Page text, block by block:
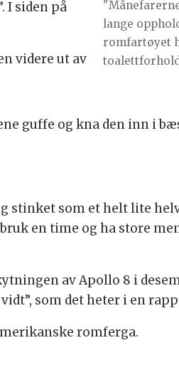
lange
romfartøyet
I siden på
videre ut av
guffe og kna den inn i
stinket som et helt lite
en time og ha store
av Apollo 8 i
som det heter i en
romferga.